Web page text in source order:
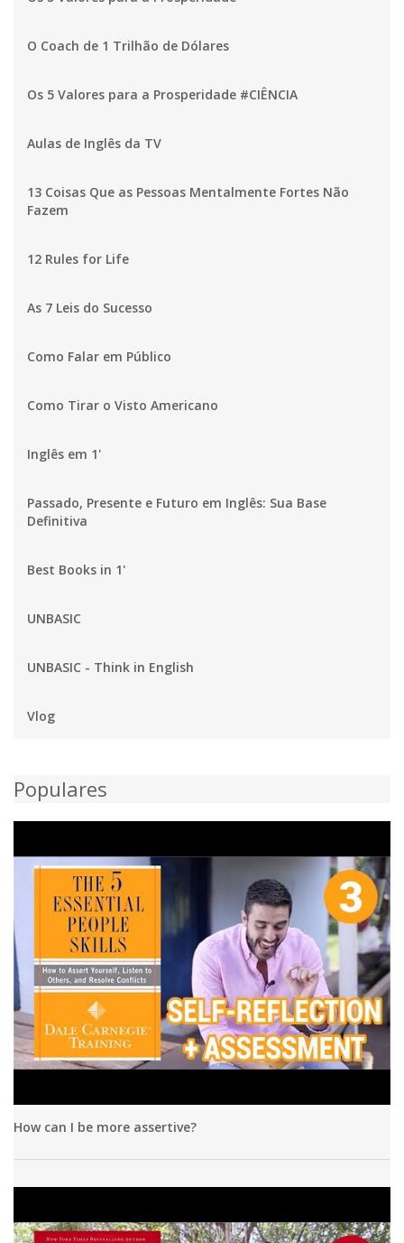
O Coach de 1 Trilhão de Dólares
Os 5 Valores para a Prosperidade #CIÊNCIA
Aulas de Inglês da TV
13 Coisas Que as Pessoas Mentalmente Fortes Não
Fazem
12 Rules for Life
As 7 Leis do Sucesso
Como Falar em Público
Como Tirar o Visto Americano
Inglês em 1'
Passado, Presente e Futuro em Inglês: Sua Base
Definitiva
Best Books in 1'
UNBASIC
UNBASIC - Think in English
Vlog
Populares
How can I be more assertive?